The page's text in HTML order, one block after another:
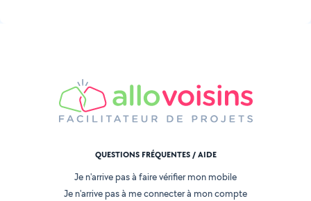
QUESTIONS FRÉQUENTES / AIDE
Je n'arrive pas à faire vérifier mon mobile
Je n'arrive pas à me connecter à mon compte